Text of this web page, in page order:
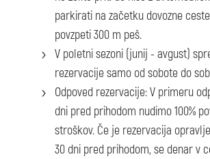
parkirati na začetku dovozne
povzpeti 300 m peš.
V poletni sezoni (junij - avgust)
rezervacije samo od sobote do
Odpoved rezervacije: V primeru
dni pred prihodom nudimo 100%
stroškov. Če je rezervacija
30 dni pred prihodom, se denar v